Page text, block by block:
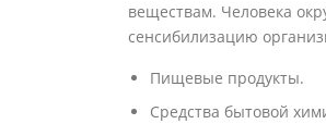
веществам. Человека
сенсибилизацию
Пищевые продукты.
Средства бытовой